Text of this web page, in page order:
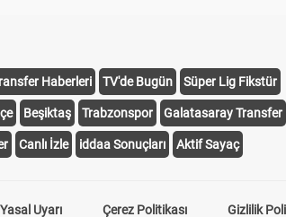
Haberleri TV'de Bugün Süper Lig Fikstür
Beşiktaş Trabzonspor Galatasaray Transfer
Canlı İzle iddaa Sonuçları Aktif Sayaç
Yasal Uyarı Çerez Politikası Gizlilik